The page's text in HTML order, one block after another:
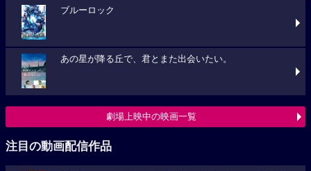
ブルーロック
あの星が降る丘で、君とまた出会いたい。
劇場上映中の映画一覧
注目の動画配信作品